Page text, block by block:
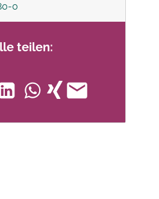
0
teilen: